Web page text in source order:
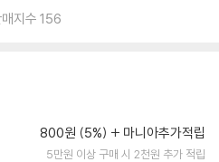
지수 156
800원 (5%) 마니아추가적립
5만원 이상 구매 시 2천원 추가 적립